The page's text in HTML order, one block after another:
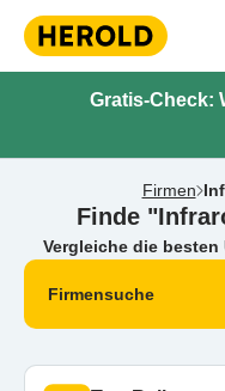
Gratis-Check:
Firmen
Finde
Vergleiche die
Firmensuche